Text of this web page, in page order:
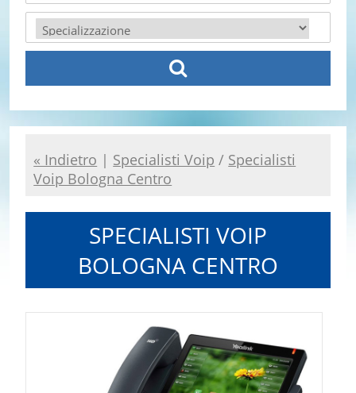
« Indietro | Specialisti Voip / Specialisti
Voip Bologna Centro
SPECIALISTI VOIP
BOLOGNA CENTRO